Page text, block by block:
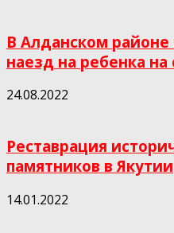
В Алданском
наезд на ребенка на
24.08.2022
Реставрация
памятников в Якутии
14.01.2022